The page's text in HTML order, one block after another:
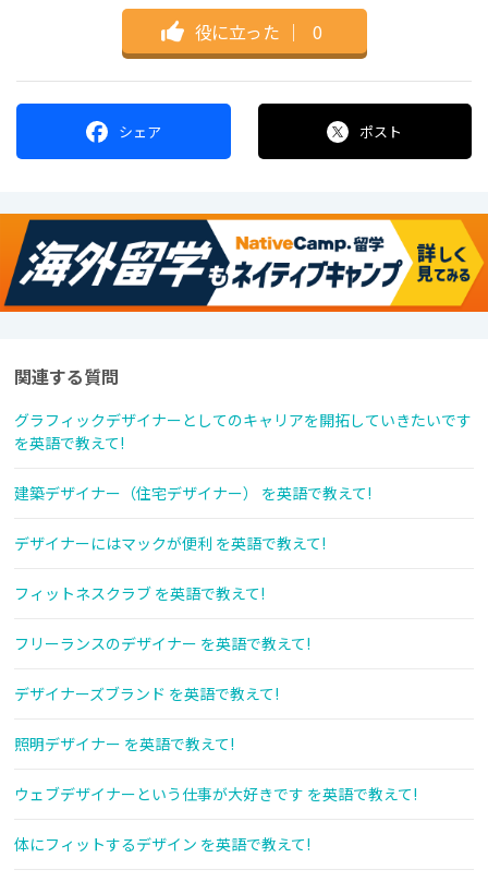
役に立った ｜ 0
シェア ポスト
関連する質問
グラフィックデザイナーとしてのキャリアを開拓していきたいです
を英語で教えて!
建築デザイナー（住宅デザイナー） を英語で教えて!
デザイナーにはマックが便利 を英語で教えて!
フィットネスクラブ を英語で教えて!
フリーランスのデザイナー を英語で教えて!
デザイナーズブランド を英語で教えて!
照明デザイナー を英語で教えて!
ウェブデザイナーという仕事が大好きです を英語で教えて!
体にフィットするデザイン を英語で教えて!